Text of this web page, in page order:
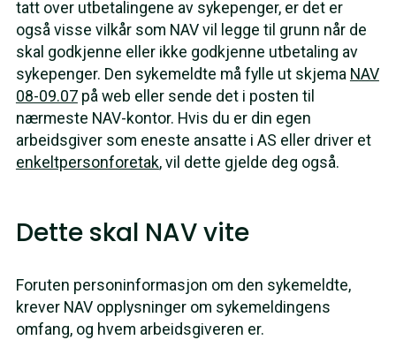
tatt over utbetalingene av sykepenger, er det er
også visse vilkår som NAV vil legge til grunn når de
skal godkjenne eller ikke godkjenne utbetaling av
sykepenger. Den sykemeldte må fylle ut skjema NAV
08-09.07på web eller sende det i posten til
nærmeste NAV-kontor. Hvis du er din egen
arbeidsgiver som eneste ansatte i AS eller driver et
enkeltpersonforetak, vil dette gjelde deg også.
Dette skal NAV vite
Foruten personinformasjon om den sykemeldte,
krever NAV opplysninger om sykemeldingens
omfang, og hvem arbeidsgiveren er.